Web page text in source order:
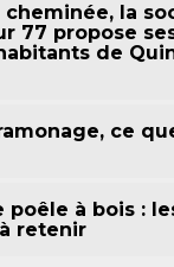
cheminée, la
77 propose
de
ce
poêle à bois :
retenir